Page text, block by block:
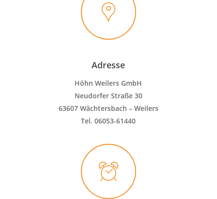
Adresse
Höhn Weilers GmbH
Neudorfer Straße 30
63607 Wächtersbach – Weilers
Tel. 06053-61440